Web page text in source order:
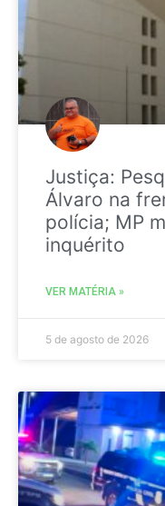
Justiça:
Álvaro na
polícia; MP
inquérito
VER MATÉRIA »
5 de agosto de 2026